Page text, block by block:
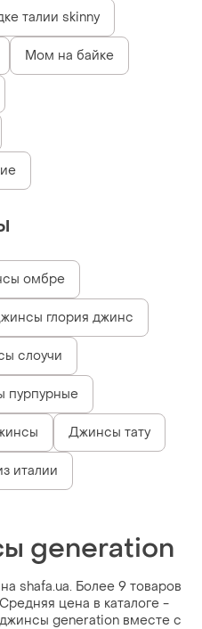
талии skinny
Мом на байке
омбре
глория джинс
слоучи
пурпурные
Джинсы тату
италии
generation
shafa.ua. Более 9 товаров
цена в каталоге -
generation вместе с